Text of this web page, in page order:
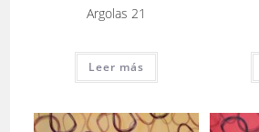
Argolas 21
Leer más